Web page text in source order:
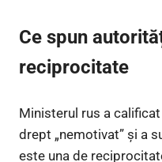
Ce spun
reciprocitate
Ministerul rus a
drept „nemotivat” și a
este una de